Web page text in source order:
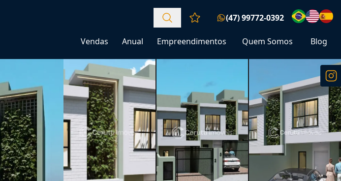
Favoritos (0 itens)
(47) 99772-0392
Vendas Anual Empreendimentos Quem Somos Blog